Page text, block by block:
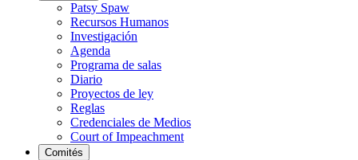
Patsy Spaw
Recursos Humanos
Investigación
Agenda
Programa de salas
Diario
Proyectos de ley
Reglas
Credenciales de Medios
Court of Impeachment
Comités